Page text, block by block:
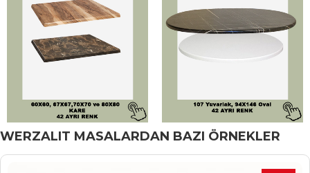
WERZALIT MASALARDAN BAZI ÖRNEKLER